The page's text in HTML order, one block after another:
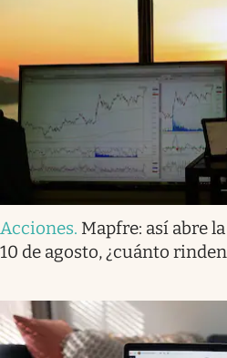
Acciones. Mapfre: así abre
10 de agosto, ¿cuánto